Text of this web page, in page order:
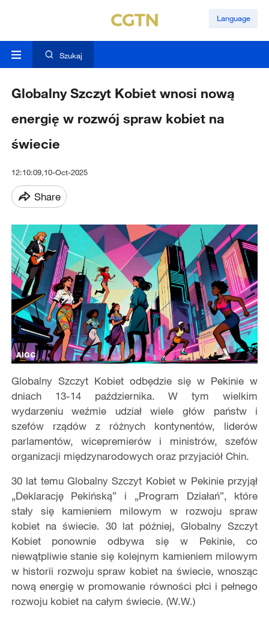
Language
Szukaj
Globalny Szczyt Kobiet wnosi nową
energię w rozwój spraw kobiet na
świecie
12:10:09,10-Oct-2025
Share
Globalny Szczyt Kobiet odbędzie się w Pekinie w
dniach 13-14 października. W tym wielkim
wydarzeniu weźmie udział wiele głów państw i
szefów rządów z różnych kontynentów, liderów
parlamentów, wicepremierów i ministrów, szefów
organizacji międzynarodowych oraz przyjaciół Chin.
30 lat temu Globalny Szczyt Kobiet w Pekinie przyjął
„Deklarację Pekińską” i „Program Działań”, które
stały się kamieniem milowym w rozwoju spraw
kobiet na świecie. 30 lat później, Globalny Szczyt
Kobiet ponownie odbywa się w Pekinie, co
niewątpliwie stanie się kolejnym kamieniem milowym
w historii rozwoju spraw kobiet na świecie, wnosząc
nową energię w promowanie równości płci i pełnego
rozwoju kobiet na całym świecie. (W.W.)